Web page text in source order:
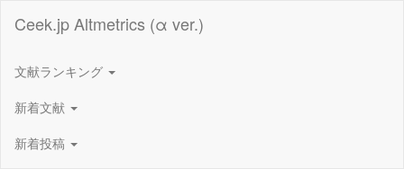
Ceek.jp Altmetrics (α ver.)
文献ランキング
新着文献
新着投稿